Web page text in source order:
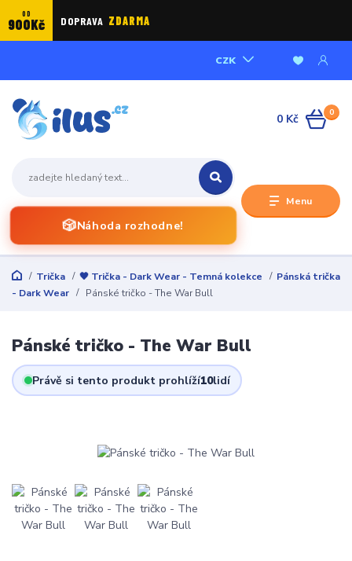
OD
900Kč DOPRAVA ZDARMA
Menu
CZK
🎲Náhoda rozhodne!
0
0 Kč
Trička 🖤 Trička - Dark Wear - Temná kolekce
Pánská trička
- Dark Wear
Pánské tričko - The War Bull
Pánské tričko - The War Bull
Právě si tento produkt prohlíží10lidí